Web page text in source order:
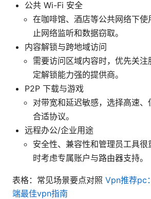
公共 Wi-Fi 安全
在咖啡馆、酒店等公共网络下
止网络监听和数据窃取。
内容解锁与跨地域访问
需要访问区域内容时，优先关注
定解锁能力强的提供商。
P2P 下载与游戏
对带宽和延迟敏感，选择高速、
合适协议。
远程办公/企业用途
安全性、兼容性和管理员工具很
时考虑专属账户与路由器支持。
表格：常见场景要点对照 Vpn推荐pc
端最佳vpn指南